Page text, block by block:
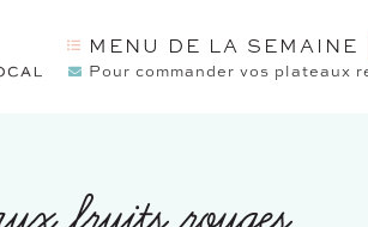
MENU DE LA SEMAINE
Pour commander vos plateaux